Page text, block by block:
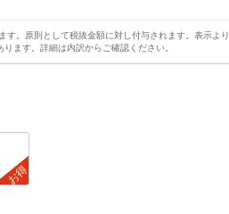
す。原則として税抜金額に対し付与されます。表示より
ます。詳細は内訳からご確認ください。
お得